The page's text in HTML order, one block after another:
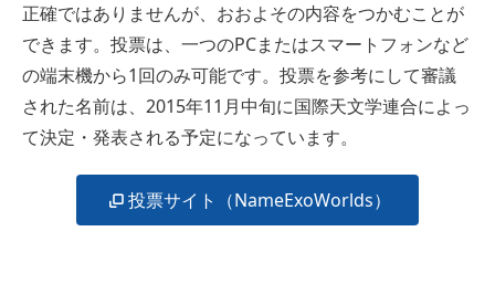
正確ではありませんが、おおよその内容をつかむことが
できます。投票は、一つのPCまたはスマートフォンなど
の端末機から1回のみ可能です。投票を参考にして審議
された名前は、2015年11月中旬に国際天文学連合によっ
て決定・発表される予定になっています。
投票サイト（NameExoWorlds）